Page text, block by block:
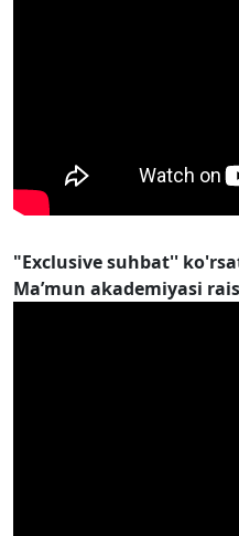
"Exclusive suhbat''
Ma’mun akademiyasi